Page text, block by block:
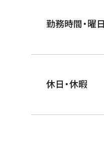
勤務時間・曜日
休日・休暇